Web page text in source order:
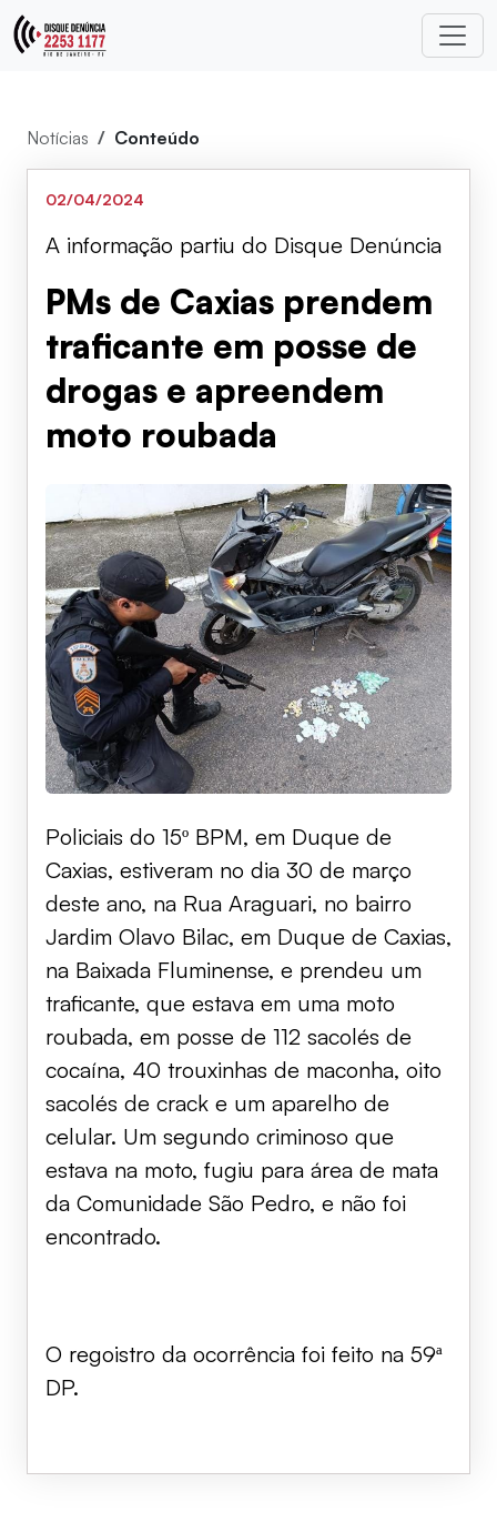
Notícias Conteúdo
02/04/2024
A informação partiu do Disque Denúncia
PMs de Caxias prendem
traficante em posse de
drogas e apreendem
moto roubada
Policiais do 15º BPM, em Duque de
Caxias, estiveram no dia 30 de março
deste ano, na Rua Araguari, no bairro
Jardim Olavo Bilac, em Duque de Caxias,
na Baixada Fluminense, e prendeu um
traficante, que estava em uma moto
roubada, em posse de 112 sacolés de
cocaína, 40 trouxinhas de maconha, oito
sacolés de crack e um aparelho de
celular. Um segundo criminoso que
estava na moto, fugiu para área de mata
da Comunidade São Pedro, e não foi
encontrado.
O regoistro da ocorrência foi feito na 59ª
DP.